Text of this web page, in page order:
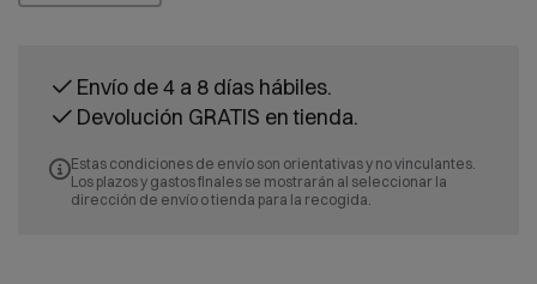
Envío de 4 a 8 días hábiles.
Devolución GRATIS en tienda.
Estas condiciones de envío son orientativas y no vinculantes.
Los plazos y gastos finales se mostrarán al seleccionar la
dirección de envío o tienda para la recogida.